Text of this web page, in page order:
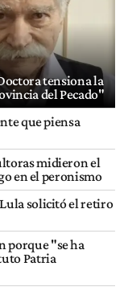
tensiona la
del Pecado"
que piensa
midieron el
en el peronismo
solicitó el retiro
porque "se ha
Patria